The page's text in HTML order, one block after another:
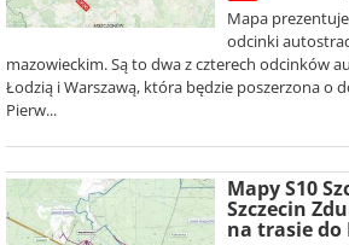
Mapa
odcinki
mazowieckim. Są to dwa z czterech odcinków
Łodzią i Warszawą, która będzie poszerzona o
Pierw...
Mapy S10
Szczecin
na trasie do